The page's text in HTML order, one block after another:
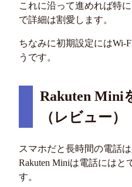
これに沿って進めれば特
で詳細は割愛します。
ちなみに初期設定にはWi-
うです。
Rakuten Mini
（レビュー）
スマホだと長時間の電話
Rakuten Miniは電話にはと
す。